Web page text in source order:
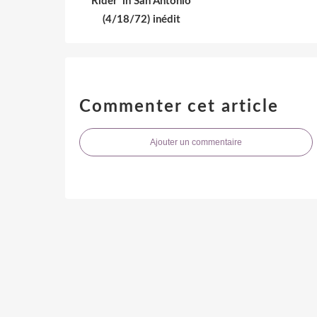
(4/18/72) inédit
Commenter cet article
Ajouter un commentaire